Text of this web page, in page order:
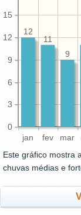
jan fev mar
0
3
6
9
12
15
9
11
12
Este gráfico mostra
chuvas médias e